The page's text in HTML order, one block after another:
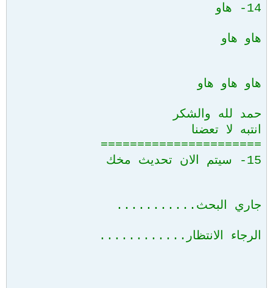
14- هاو
هاو هاو
هاو هاو هاو
حمد لله والشكر
انتبه لا تعضنا
======================
15- سيتم الان تحديث مخك
جاري البحث...........
الرجاء الانتظار............